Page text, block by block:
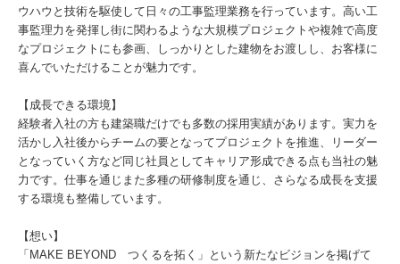
ウハウと技術を駆使して日々の工事監理業務を行っています。高い工
事監理力を発揮し街に関わるような大規模プロジェクトや複雑で高度
なプロジェクトにも参画、しっかりとした建物をお渡しし、お客様に
喜んでいただけることが魅力です。
【成長できる環境】
経験者入社の方も建築職だけでも多数の採用実績があります。実力を
活かし入社後からチームの要となってプロジェクトを推進、リーダー
となっていく方など同じ社員としてキャリア形成できる点も当社の魅
力です。仕事を通じまた多種の研修制度を通じ、さらなる成長を支援
する環境も整備しています。
【想い】
「MAKE BEYOND つくるを拓く」という新たなビジョンを掲げて